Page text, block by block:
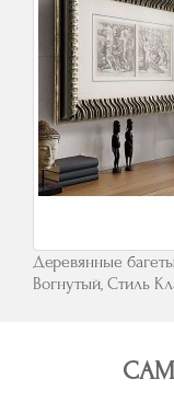
Деревянные
Вогнутый, Стиль